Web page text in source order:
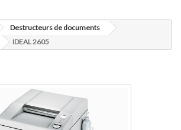
Destructeurs de documents
IDEAL 2605